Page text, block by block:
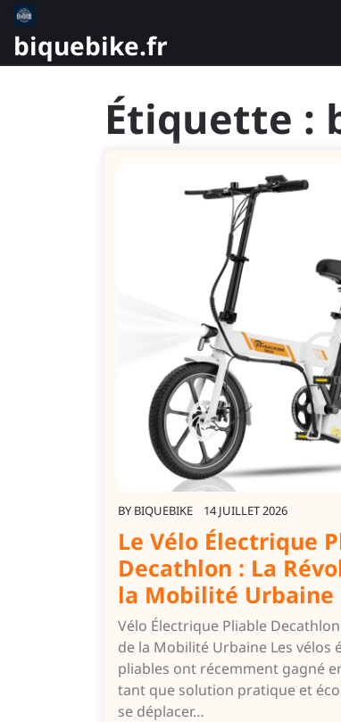
Skip
content
biquebike.fr
Étiquette :
BY BIQUEBIKE 14 JUILLET 2026
Le Vélo Électrique
Decathlon : La
la Mobilité Urbaine
Vélo Électrique Pliable
de la Mobilité Urbaine Les vélos
pliables ont récemment gagné
tant que solution pratique et
se déplacer…